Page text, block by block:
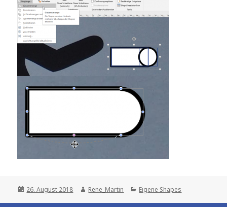
Posted
26. August 2018 Author
Rene_Martin Categories
Eigene Shapes